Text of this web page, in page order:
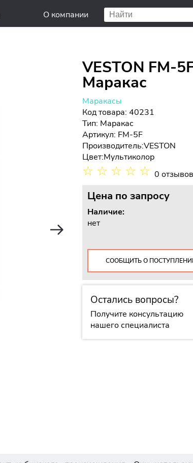
О компании
VESTON FM-
Маракас
Маракасы
Код товара: 40231
Тип: Маракас
Артикул: FM-5F
Производитель:VESTON
Цвет:Мультиколор
☆ ☆ ☆ ☆ ☆ 0 отзывов
Цена по запросу
Наличие:
нет
СООБЩИТЬ О
Остались вопросы?
Получите консультацию
нашего специалиста